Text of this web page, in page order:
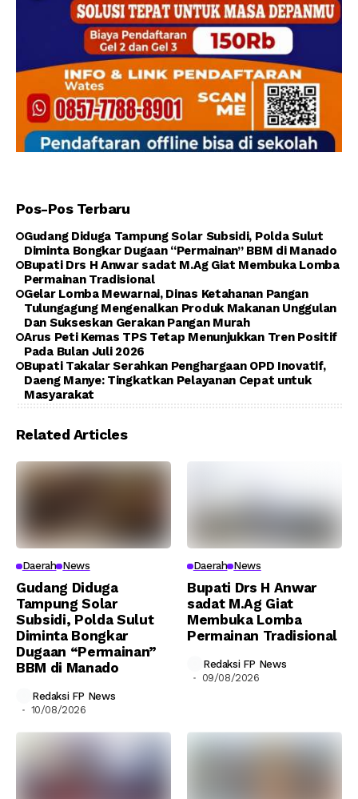
Pos-Pos Terbaru
Gudang Diduga Tampung Solar Subsidi, Polda Sulut
Diminta Bongkar Dugaan “Permainan” BBM di Manado
Bupati Drs H Anwar sadat M.Ag Giat Membuka Lomba
Permainan Tradisional
Gelar Lomba Mewarnai, Dinas Ketahanan Pangan
Tulungagung Mengenalkan Produk Makanan Unggulan
Dan Sukseskan Gerakan Pangan Murah
Arus Peti Kemas TPS Tetap Menunjukkan Tren Positif
Pada Bulan Juli 2026
Bupati Takalar Serahkan Penghargaan OPD Inovatif,
Daeng Manye: Tingkatkan Pelayanan Cepat untuk
Masyarakat
Related Articles
Daerah News
Gudang Diduga
Tampung Solar
Subsidi, Polda Sulut
Diminta Bongkar
Dugaan “Permainan”
BBM di Manado
Redaksi FP News
10/08/2026
Daerah News
Bupati Drs H Anwar
sadat M.Ag Giat
Membuka Lomba
Permainan Tradisional
Redaksi FP News
09/08/2026